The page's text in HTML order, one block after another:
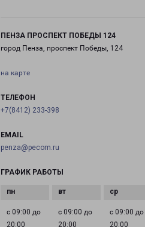
ПЕНЗА ПРОСПЕКТ ПОБЕДЫ 124
город Пенза, проспект Победы, 124
на карте
ТЕЛЕФОН
+7(8412) 233-398
EMAIL
penza@pecom.ru
ГРАФИК РАБОТЫ
с 09:00 до
20:00
с 09:00 до
20:00
с 09:00 до
20:00